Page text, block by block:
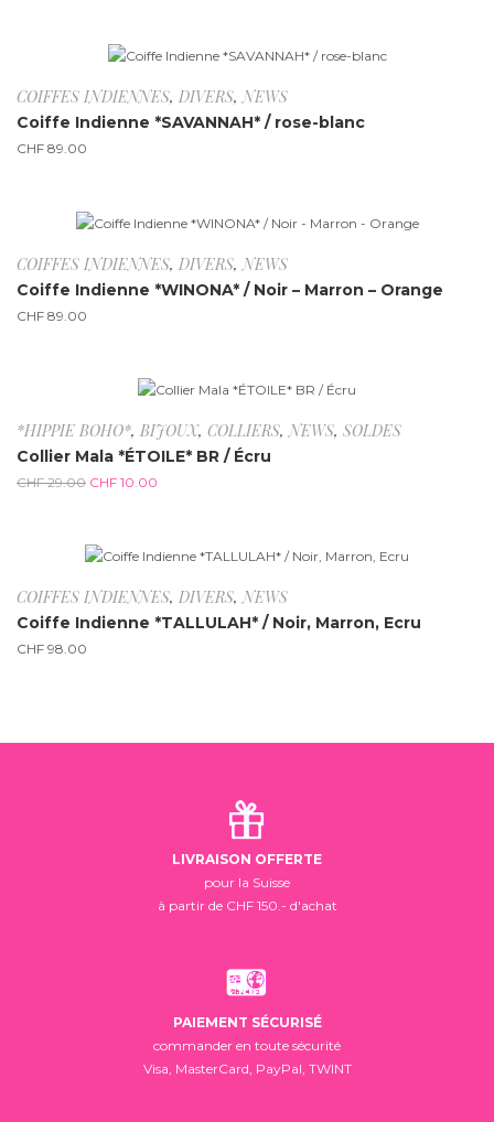
COIFFES INDIENNES, DIVERS,NEWS
Coiffe Indienne *SAVANNAH* / rose-blanc
CHF 89.00
COIFFES INDIENNES, DIVERS, NEWS
Coiffe Indienne *WINONA* / Noir – Marron – Orange
CHF 89.00
-65.5%
*HIPPIE BOHO*, BIJOUX, COLLIERS,NEWS, SOLDES
Collier Mala *ÉTOILE* BR / Écru
CHF29.00 CHF 10.00
COIFFES INDIENNES, DIVERS,NEWS
Coiffe Indienne *TALLULAH* / Noir, Marron, Ecru
CHF 98.00
LIVRAISON OFFERTE
pour la Suisse
à partir de CHF 150.- d'achat
PAIEMENT SÉCURISÉ
commander en toute sécurité
Visa, MasterCard, PayPal, TWINT